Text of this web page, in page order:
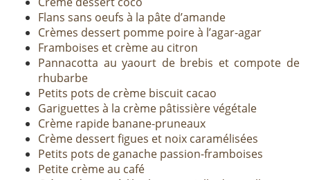
Flans sans oeufs à la pâte d’amande
Crèmes dessert pomme poire à l’agar-agar
Framboises et crème au citron
Pannacotta au yaourt de brebis et compote de
rhubarbe
Petits pots de crème biscuit cacao
Gariguettes à la crème pâtissière végétale
Crème rapide banane-pruneaux
Crème dessert figues et noix caramélisées
Petits pots de ganache passion-framboises
Petite crème au café